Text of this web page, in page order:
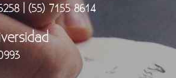
| (55) 7155 8614